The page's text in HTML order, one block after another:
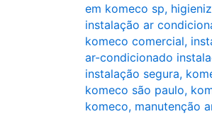
em komeco sp,
instalação ar
komeco comercial,
ar-condicionado
instalação segura,
komeco são paulo,
komeco, manutenção